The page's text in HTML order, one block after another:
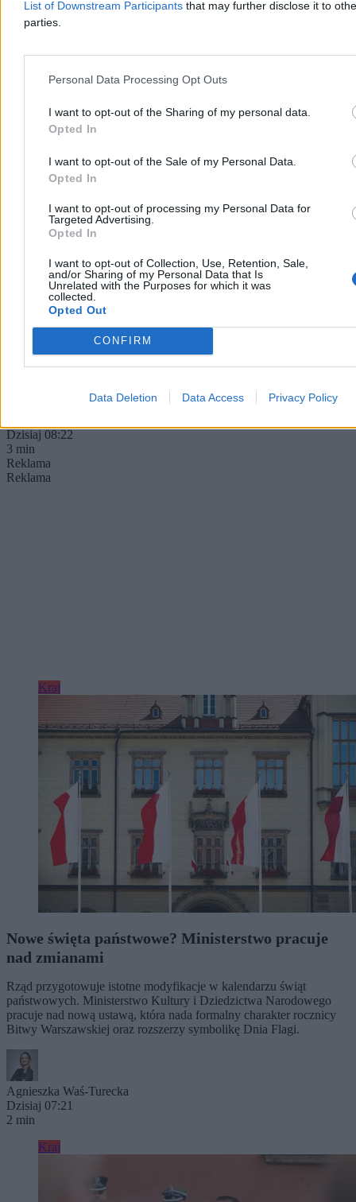
List of Downstream Participants that may further disclose it to
parties.
Personal Data Processing Opt Outs
I want to opt-out of the Sharing of my personal data.
Opted In
I want to opt-out of the Sale of my Personal Data.
Opted In
I want to opt-out of processing my Personal Data for
Targeted Advertising.
Opted In
I want to opt-out of Collection, Use, Retention, Sale,
and/or Sharing of my Personal Data that Is
Unrelated with the Purposes for which it was
collected.
Opted Out
CONFIRM
Data Deletion Data Access Privacy Policy
Kraj
Konfederacja przygotowuje się do wyborów.
Zaczyna już układać listy
Choć do wyborów parlamentarnych pozostało sporo czasu, w
Konfederacji miała rozpocząć się już rywalizacja o najlepsze
miejsca na listach. Starcie frakcji Krzysztofa Bosaka i Sławomira
Mentzena może przesądzić o przyszłej koalicji z PiS.
Dzisiaj 08:22
3 min
Reklama
Reklama
Kraj
Nowe święta państwowe? Ministerstwo pracuje
nad zmianami
Rząd przygotowuje istotne modyfikacje w kalendarzu świąt
państwowych. Ministerstwo Kultury i Dziedzictwa Narodowego
pracuje nad nową ustawą, która nada formalny charakter rocznicy
Bitwy Warszawskiej oraz rozszerzy symbolikę Dnia Flagi.
Agnieszka Waś-Turecka
Dzisiaj 07:21
2 min
Kraj